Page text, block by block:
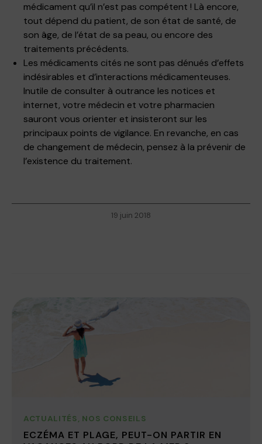
médicament qu’il n’est pas compétent ! Là encore,
tout dépend du patient, de son état de santé, de
son âge, de l’état de sa peau, ou encore des
traitements précédents.
Les médicaments cités ne sont pas dénués d’effets
indésirables et d’interactions médicamenteuses.
Inutile de consulter à outrance les notices et
internet, votre médecin et votre pharmacien
sauront vous orienter et insisteront sur les
principaux points de vigilance. En revanche, en cas
de changement de médecin, pensez à la prévenir de
l’existence du traitement.
19 juin 2018
ACTUALITÉS, NOS CONSEILS
ECZÉMA ET PLAGE, PEUT-ON PARTIR EN